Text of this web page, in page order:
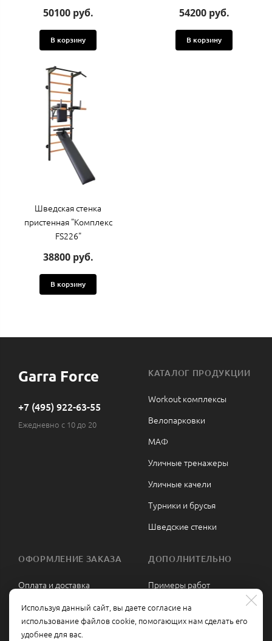
Используя данный сайт, вы даете согласие на
использование файлов cookie, помогающих нам сделать его
удобнее для вас.
50100 руб.
В корзину
54200 руб.
В корзину
Шведская стенка
пристенная "Комплекс
FS226"
38800 руб.
В корзину
Garra Force
+7 (495) 922-63-55
Ежедневно с 10 до 20
КАТАЛОГ ПРОДУКЦИИ
Workout комплексы
Велопарковки
МАФ
Уличные тренажеры
Уличные качели
Турники и брусья
Шведские стенки
ОФОРМЛЕНИЕ ЗАКАЗА
Оплата и доставка
Сборка и монтаж
Гарантии и возврат
ДОПОЛНИТЕЛЬНО
Примеры работ
Политика
конфиденциальности